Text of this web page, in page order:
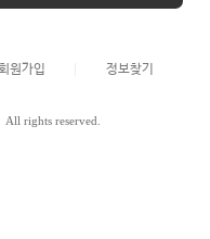
원가입 정보찾기
All rights reserved.